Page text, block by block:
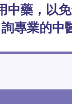
中藥，以
詢專業的中